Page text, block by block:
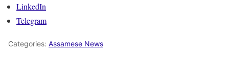
LinkedIn
Telegram
Categories: Assamese News